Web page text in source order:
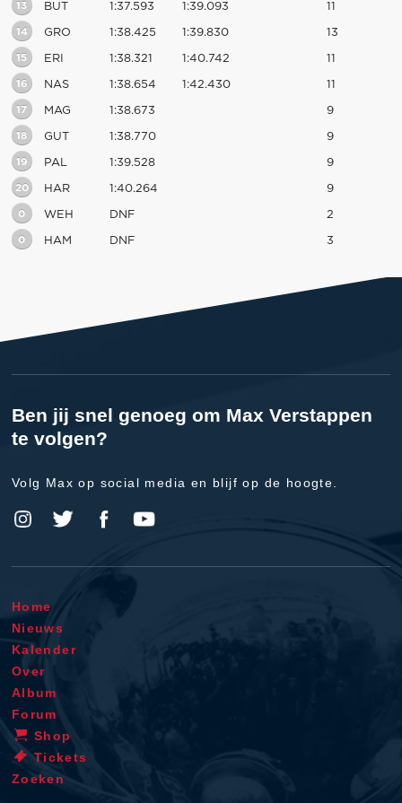
13 BUT 1:37.593 1:39.093 11
14 GRO 1:38.425 1:39.830 13
15 ERI 1:38.321 1:40.742 11
16 NAS 1:38.654 1:42.430 11
17 MAG 1:38.673 9
18 GUT 1:38.770 9
19 PAL 1:39.528 9
20 HAR 1:40.264 9
0 WEH DNF 2
0 HAM DNF 3
Ben jij snel genoeg om Max Verstappen
te volgen?
Volg Max op social media en blijf op de hoogte.
Home
Nieuws
Kalender
Over
Album
Forum
Shop
Tickets
Zoeken